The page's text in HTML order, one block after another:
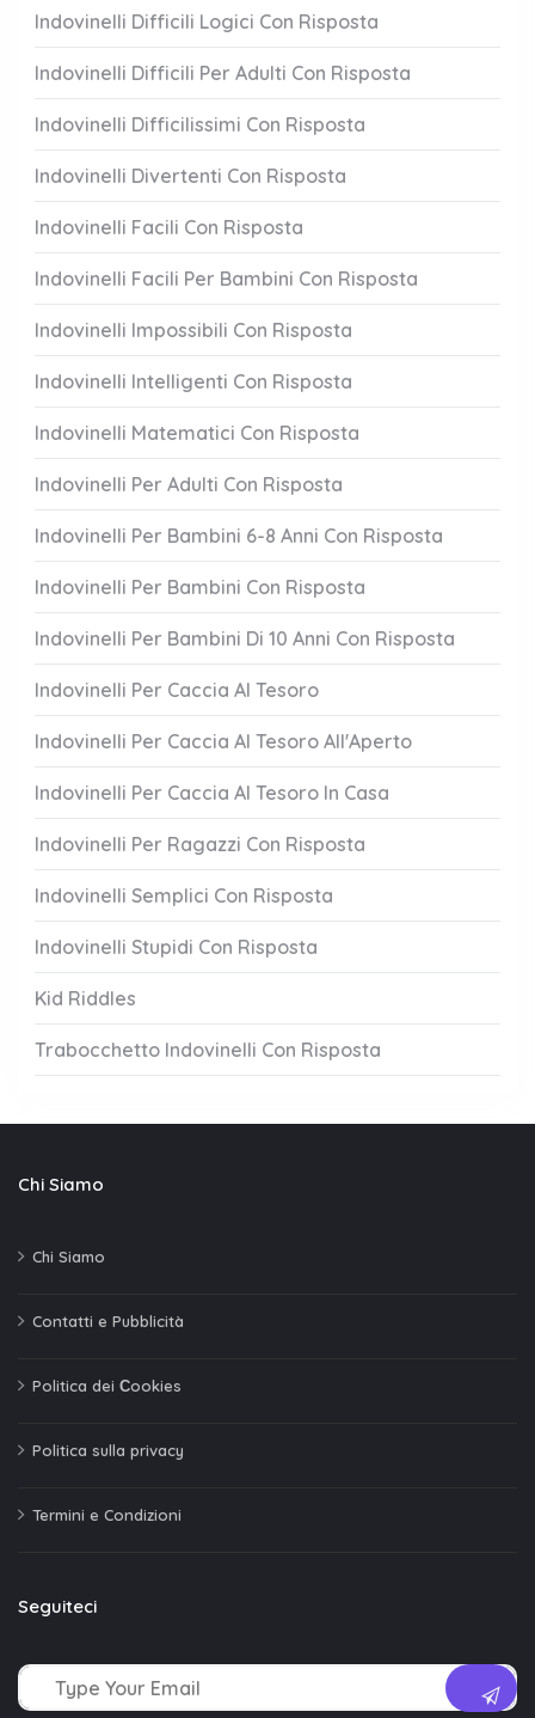
Indovinelli Difficili Logici Con Risposta
Indovinelli Difficili Per Adulti Con Risposta
Indovinelli Difficilissimi Con Risposta
Indovinelli Divertenti Con Risposta
Indovinelli Facili Con Risposta
Indovinelli Facili Per Bambini Con Risposta
Indovinelli Impossibili Con Risposta
Indovinelli Intelligenti Con Risposta
Indovinelli Matematici Con Risposta
Indovinelli Per Adulti Con Risposta
Indovinelli Per Bambini 6-8 Anni Con Risposta
Indovinelli Per Bambini Con Risposta
Indovinelli Per Bambini Di 10 Anni Con Risposta
Indovinelli Per Caccia Al Tesoro
Indovinelli Per Caccia Al Tesoro All'Aperto
Indovinelli Per Caccia Al Tesoro In Casa
Indovinelli Per Ragazzi Con Risposta
Indovinelli Semplici Con Risposta
Indovinelli Stupidi Con Risposta
Kid Riddles
Trabocchetto Indovinelli Con Risposta
Chi Siamo
Chi Siamo
Contatti e Pubblicità
Politica dei Сookies
Politica sulla privacy
Termini e Condizioni
Seguiteci